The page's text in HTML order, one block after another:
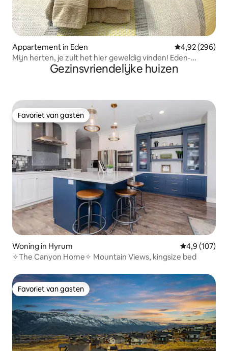
Appartement in Eden Gemiddelde
4,92 (296)
Mijn herten, je zult het hier geweldig vinden! Eden-
appartement met 1 bed.
Gezinsvriendelijke huizen
Favoriet van gasten
Favoriet van gasten
Woning in Hyrum Gemiddelde
4,9 (107)
✧The Canyon Home✧ Mountain Views, kingsize bed
Favoriet van gasten
Favoriet van gasten